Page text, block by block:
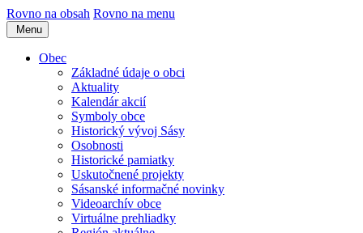
Rovno na obsah Rovno na menu
Menu
Obec
Základné údaje o obci
Aktuality
Kalendár akcií
Symboly obce
Historický vývoj Sásy
Osobnosti
Historické pamiatky
Uskutočnené projekty
Sásanské informačné novinky
Videoarchív obce
Virtuálne prehliadky